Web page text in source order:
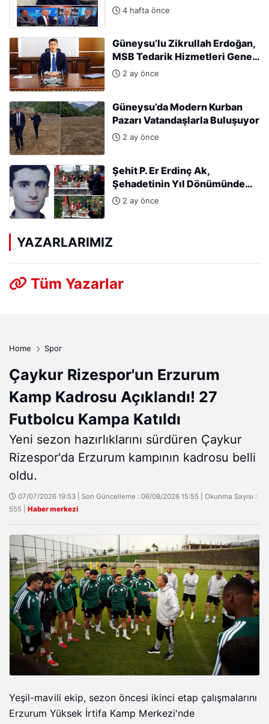
sert tepki: “Kararları Sinan
4 hafta önce
Güneysu’lu Zikrullah Erdoğan,
MSB Tedarik Hizmetleri Genel
Müdürlüğü’ne atandı.
2 ay önce
Güneysu’da Modern Kurban
Pazarı Vatandaşlarla Buluşuyor
2 ay önce
Şehit P. Er Erdinç Ak,
Şehadetinin Yıl Dönümünde
Kabri Başında Anıldı
2 ay önce
YAZARLARIMIZ
Tüm Yazarlar
Home Spor
Çaykur Rizespor'un Erzurum
Kamp Kadrosu Açıklandı! 27
Futbolcu Kampa Katıldı
Yeni sezon hazırlıklarını sürdüren Çaykur
Rizespor'da Erzurum kampının kadrosu belli
oldu.
07/07/2026 19:53 | Son Güncelleme : 06/08/2026 15:55 | Okunma Sayısı :
555 | Haber merkezi
Yeşil-mavili ekip, sezon öncesi ikinci etap çalışmalarını
Erzurum Yüksek İrtifa Kamp Merkezi'nde